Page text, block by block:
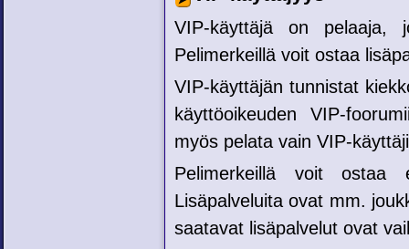
VIP-käyttäjä on pelaaja,
Pelimerkeillä voit ostaa
VIP-käyttäjän tunnistat
käyttöoikeuden VIP-
myös pelata vain VIP-
Pelimerkeillä voit ostaa
Lisäpalveluita ovat mm.
saatavat lisäpalvelut ovat